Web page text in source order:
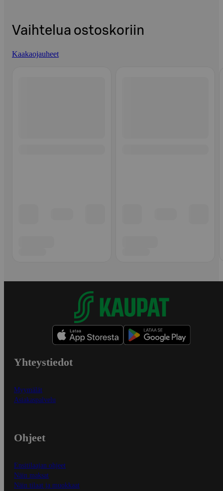
Vaihtelua ostoskoriin
Kaakaojauheet
Yhteystiedot
Myymälät
Asiakaspalvelu
Ohjeet
Ensitilaajan ohjeet
Näin maksat
Näin tilaat ja muokkaat